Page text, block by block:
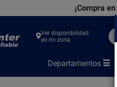
¡Compra
Ver disponibilidad
en mi zona
Departamentos